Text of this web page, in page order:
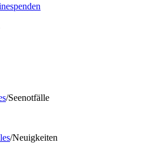
/Seenotfälle
/Neuigkeiten